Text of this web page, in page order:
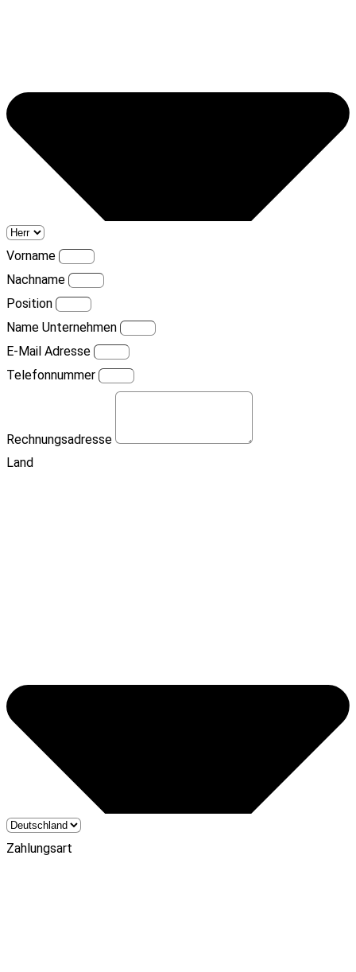
Vorname
Nachname
Position
Name Unternehmen
E-Mail Adresse
Telefonnummer
Rechnungsadresse
Land
Zahlungsart